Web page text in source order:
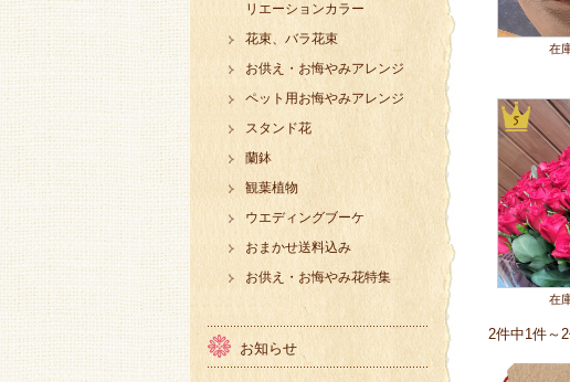
在
在
2件中1件～
リエーションカラー
花束、バラ花束
お供え・お悔やみアレンジ
ペット用お悔やみアレンジ
スタンド花
蘭鉢
観葉植物
ウエディングブーケ
おまかせ送料込み
お供え・お悔やみ花特集
お知らせ